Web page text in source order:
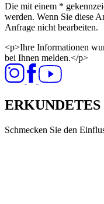
Die mit einem *
werden. Wenn Sie diese
Anfrage nicht bearbeiten.
<p>Ihre Informationen
bei Ihnen melden.</p>
Schmecken Sie den